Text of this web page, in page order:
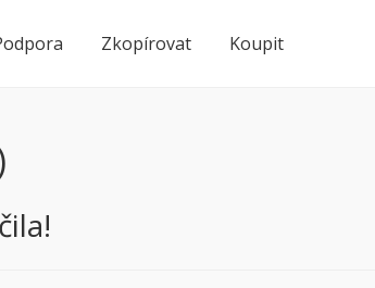
Zkopírovat Koupit